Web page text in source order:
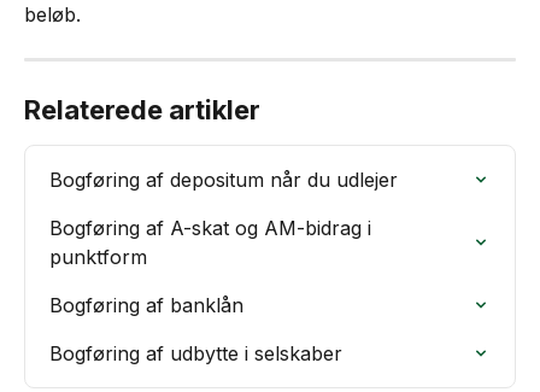
beløb.
Relaterede artikler
Bogføring af depositum når du udlejer
Bogføring af A-skat og AM-bidrag i
punktform
Bogføring af banklån
Bogføring af udbytte i selskaber